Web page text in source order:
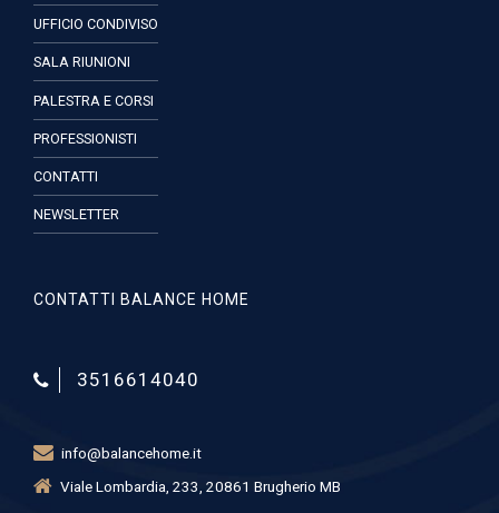
UFFICIO CONDIVISO
SALA RIUNIONI
PALESTRA E CORSI
PROFESSIONISTI
CONTATTI
NEWSLETTER
CONTATTI BALANCE HOME
3516614040
info@balancehome.it
Viale Lombardia, 233, 20861 Brugherio MB